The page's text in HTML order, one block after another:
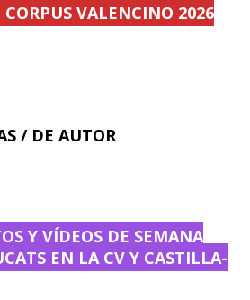
VALENCINO 2026
/ DE AUTOR
Y VÍDEOS DE SEMANA
EN LA CV Y CASTILLA-